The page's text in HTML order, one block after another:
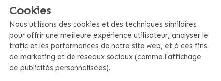
Snel en makkelijk zelf te ontwerpen
Spécificités du produit
Cookies
Nous utilisons des cookies et des techniques similaires
pour offrir une meilleure expérience utilisateur, analyser le
trafic et les performances de notre site web, et à des fins
de marketing et de réseaux sociaux (comme l'affichage
de publicités personnalisées).